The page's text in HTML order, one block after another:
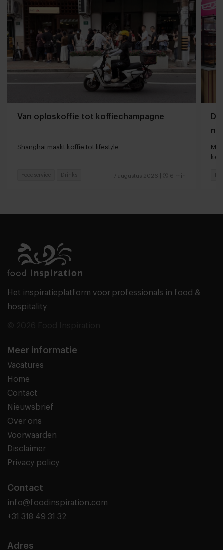
Van oploskoffie tot koffiechampagne
Shanghai maakt koffie tot lifestyle
7 augustus 2026 6 min
Foodservice Drinks
Het inspiratieplatform voor professionals in food &
hospitality
Meer informatie
Vacatures
Home
Contact
Nieuwsbrief
Over ons
Voorwaarden
Disclaimer
Privacy policy
Contact
info@foodinspiration.com
+31 318 49 31 32
Adres